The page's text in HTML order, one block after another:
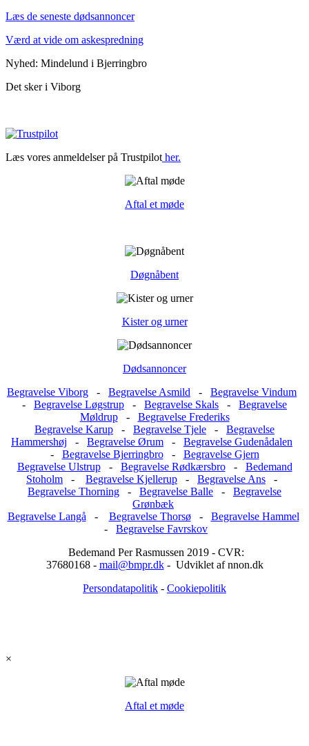
Læs de seneste dødsannoncer
Værd at vide om askespredning
Nyhed: Mindelund i Bjerringbro
Det sker i Viborg
Læs vores anmeldelser på Trustpilot her.
Aftal et møde
Døgnåbent
Kister og urner
Dødsannoncer
Begravelse Viborg - Begravelse Asmild - Begravelse Vindum
- Begravelse Løgstrup - Begravelse Skals - Begravelse
Møldrup- Begravelse Frederiks
Begravelse Karup - Begravelse Tjele - Begravelse
Hammershøj - Begravelse Ørum - Begravelse Gudenådalen
- Begravelse Bjerringbro- Begravelse Gjern
Begravelse Ulstrup- Begravelse Rødkærsbro- Bedemand
Stoholm - Begravelse Kjellerup - Begravelse Ans -
Begravelse Thorning - Begravelse Balle - Begravelse
Grønbæk
Begravelse Langå - Begravelse Thorsø- Begravelse Hammel
- Begravelse Favrskov
Bedemand Per Rasmussen 2019 - CVR:
37680168 - mail@bmpr.dk- Udviklet af nnon.dk
Persondatapolitik - Cookiepolitik
×
Aftal et møde